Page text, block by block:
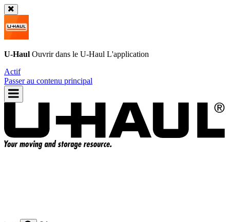
U-Haul Ouvrir dans le U-Haul L'application
Actif
Passer au contenu principal